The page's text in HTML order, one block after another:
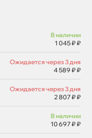
наличии
1 045 ₽ ₽
Ожидается через 3 дня
4 589 ₽ ₽
Ожидается через 3 дня
2 807 ₽ ₽
наличии
10 697 ₽ ₽